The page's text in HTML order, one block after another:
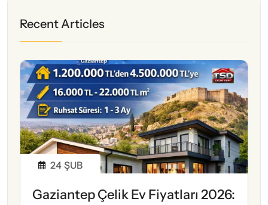
Recent Articles
24 ŞUB
Gaziantep Çelik Ev Fiyatları 2026: